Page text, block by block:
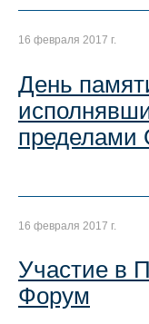
16 февраля 2017 г.
День
пределами
16 февраля 2017 г.
Участие в
Форум